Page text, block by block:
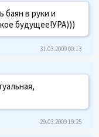
баян в руки и
будущее!УРА)))
31.03.2009 00:13
29.03.2009 19:25